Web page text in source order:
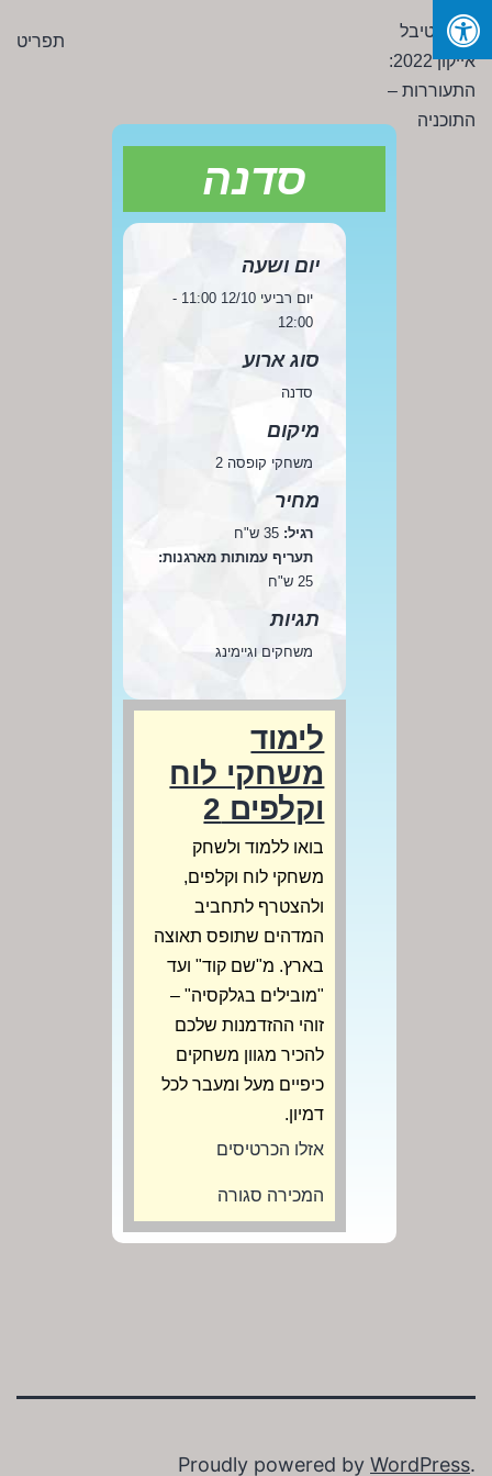
Skip
content
פסטיבל
אייקון
2022:
התעוררות
תפריט
סדנה
יום ושעה
יום רביעי 12/10 11:00 -
12:00
סוג ארוע
סדנה
מיקום
משחקי קופסה 2
מחיר
רגיל:
תעריף עמותות מארגנות:
25 ש"ח
תגיות
משחקים וגיימינג
לימוד
משחקי לוח
וקלפים 2
בואו ללמוד ולשחק
משחקי לוח וקלפים,
ולהצטרף לתחביב
המדהים שתופס תאוצה
בארץ. מ"שם קוד" ועד
"מובילים בגלקסיה" –
זוהי ההזדמנות שלכם
להכיר מגוון משחקים
כיפיים מעל ומעבר לכל
דמיון.
אזלו הכרטיסים
המכירה סגורה
Proudly powered by WordPress.